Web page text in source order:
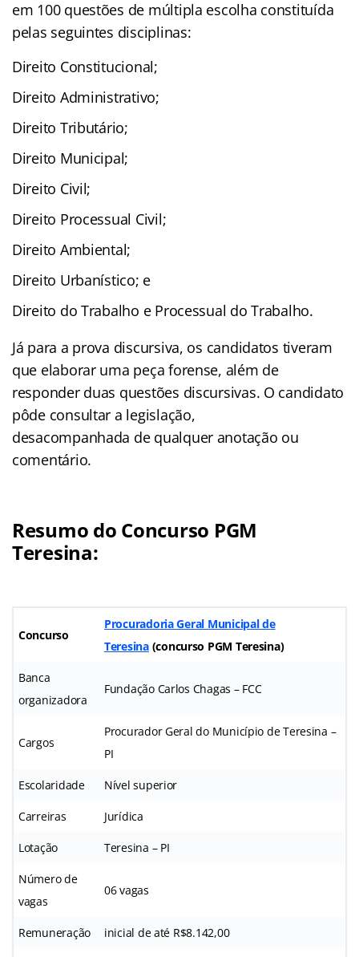
em 100 questões de múltipla escolha constituída
pelas seguintes disciplinas:
Direito Constitucional;
Direito Administrativo;
Direito Tributário;
Direito Municipal;
Direito Civil;
Direito Processual Civil;
Direito Ambiental;
Direito Urbanístico; e
Direito do Trabalho e Processual do Trabalho.
Já para a prova discursiva, os candidatos tiveram
que elaborar uma peça forense, além de
responder duas questões discursivas. O candidato
pôde consultar a legislação,
desacompanhada de qualquer anotação ou
comentário.
Resumo do Concurso PGM
Teresina:
Concurso
Procuradoria Geral Municipal de
Teresina(concurso PGM Teresina)
Banca
organizadora
Fundação Carlos Chagas – FCC
Cargos
Procurador Geral do Município de Teresina –
PI
Escolaridade Nível superior
Carreiras Jurídica
Lotação Teresina – PI
Número de
vagas
06 vagas
Remuneração inicial de até R$8.142,00